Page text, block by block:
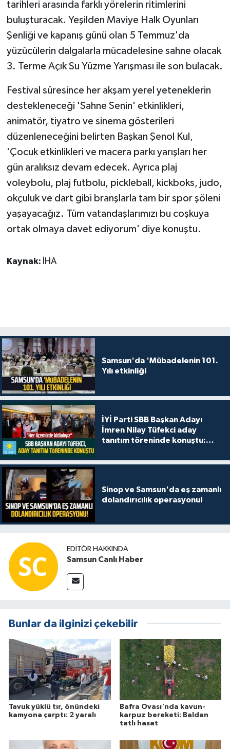
tarihleri arasında farklı yörelerin ritimlerini
buluşturacak. Yeşilden Maviye Halk Oyunları
Şenliği ve kapanış günü olan 5 Temmuz'da
yüzücülerin dalgalarla mücadelesine sahne olacak
3. Terme Açık Su Yüzme Yarışması ile son bulacak.
Festival süresince her akşam yerel yeteneklerin
destekleneceği 'Sahne Senin' etkinlikleri,
animatör, tiyatro ve sinema gösterileri
düzenleneceğini belirten Başkan Şenol Kul,
'Çocuk etkinlikleri ve macera parkı yarışları her
gün aralıksız devam edecek. Ayrıca plaj
voleybolu, plaj futbolu, pickleball, kickboks, judo,
okçuluk ve dart gibi branşlarla tam bir spor şöleni
yaşayacağız. Tüm vatandaşlarımızı bu coşkuya
ortak olmaya davet ediyorum' diye konuştu.
Kaynak: İHA
Samsun'da 'Mübadelenin 101.
Yılı etkinliği
İYİ Parti SBB Başkan Adayı
İmren Nilay Tüfekci aday
tanıtım töreninde konuştu:
Sinop ve Samsun'da eş zamanlı
dolandırıcılık operasyonu!
EDITÖR HAKKINDA
Samsun Canlı Haber
Bunlar da ilginizi çekebilir
Tavuk yüklü tır, önündeki
kamyona çarptı: 2 yaralı
Bafra Ovası'nda kavun-
karpuz bereketi: Baldan
tatlı hasat